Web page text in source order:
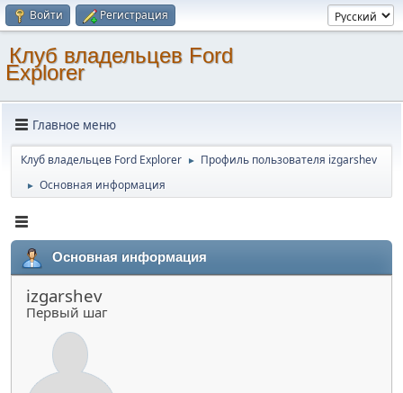
Войти Регистрация
Клуб владельцев Ford
Explorer
Главное меню
Клуб владельцев Ford Explorer ► Профиль пользователя izgarshev
► Основная информация
Основная информация
izgarshev
Первый шаг